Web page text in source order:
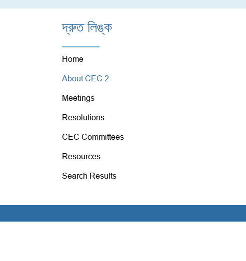
দ্রুত লিঙ্ক
Home
About CEC 2
Meetings
Resolutions
CEC Committees
Resources
Search Results